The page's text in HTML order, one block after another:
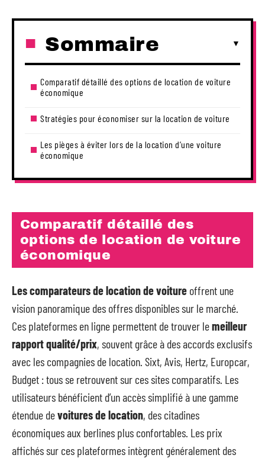
Sommaire
Comparatif détaillé des options de location de voiture
économique
Stratégies pour économiser sur la location de voiture
Les pièges à éviter lors de la location d’une voiture
économique
Comparatif détaillé des
options de location de voiture
économique
Les comparateurs de location de voiture offrent une
vision panoramique des offres disponibles sur le marché.
Ces plateformes en ligne permettent de trouver lemeilleur
rapport qualité/prix, souvent grâce à des accords exclusifs
avec les compagnies de location. Sixt, Avis, Hertz, Europcar,
Budget : tous se retrouvent sur ces sites comparatifs. Les
utilisateurs bénéficient d’un accès simplifié à une gamme
étendue devoitures de location, des citadines
économiques aux berlines plus confortables. Les prix
affichés sur ces plateformes intègrent généralement des